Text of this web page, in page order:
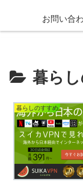
お問い合
暮ら
暮らしのすすめ